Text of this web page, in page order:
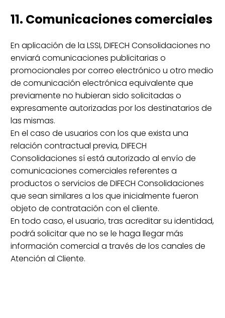
11. Comunicaciones comerciales
En aplicación de la LSSI, DIFECH Consolidaciones no
enviará comunicaciones publicitarias o
promocionales por correo electrónico u otro medio
de comunicación electrónica equivalente que
previamente no hubieran sido solicitadas o
expresamente autorizadas por los destinatarios de
las mismas.
En el caso de usuarios con los que exista una
relación contractual previa, DIFECH
Consolidaciones sí está autorizado al envío de
comunicaciones comerciales referentes a
productos o servicios de DIFECH Consolidaciones
que sean similares a los que inicialmente fueron
objeto de contratación con el cliente.
En todo caso, el usuario, tras acreditar su identidad,
podrá solicitar que no se le haga llegar más
información comercial a través de los canales de
Atención al Cliente.